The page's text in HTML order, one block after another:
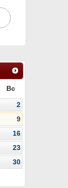
Вс
2
9
16
23
30